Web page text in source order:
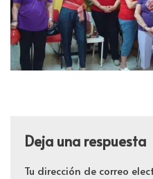
Deja una respuesta
Tu dirección de correo